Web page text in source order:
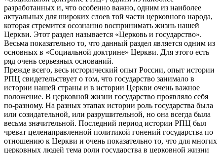
разработанных и, что особенно важно, одним из наиболее
актуальных для широких слоев той части церковного народа,
которая стремится осознанно воспринимать жизнь нашей
Церкви. Этот раздел называется «Церковь и государство».
Весьма показательно то, что данный раздел является одним из
основных в «Социальной доктрине» Церкви. Для этого есть
ряд очень серьезных оснований.
Прежде всего, весь исторический опыт России, опыт истории
РПЦ свидетельствует о том, что государство занимало в
истории нашей страны и в истории Церкви очень важное
положение. В церковной жизни государство проявляло себя
по-разному. На разных этапах истории роль государства была
или созидательной, или разрушительной, но она всегда была
весьма значительной. Последний период истории РПЦ был
чреват целенаправленной политикой гонений государства по
отношению к Церкви и очень показательно то, что для многих
церковных людей тема роли государства в церковной жизни